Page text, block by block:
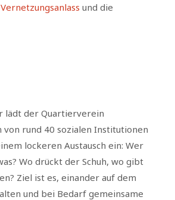
Vernetzungsanlass und die
lädt der Quartierverein
rund 40 sozialen Institutionen
lockeren Austausch ein: Wer
Wo drückt der Schuh, wo gibt
Ziel ist es, einander auf dem
und bei Bedarf gemeinsame